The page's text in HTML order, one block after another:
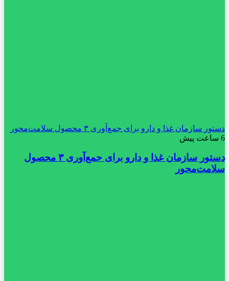
دستور سازمان غذا و دارو برای جمع‌آوری ۳ محصول سلامت‌محور
6 ساعت پیش
دستور سازمان غذا و دارو برای جمع‌آوری ۳ محصول
سلامت‌محور